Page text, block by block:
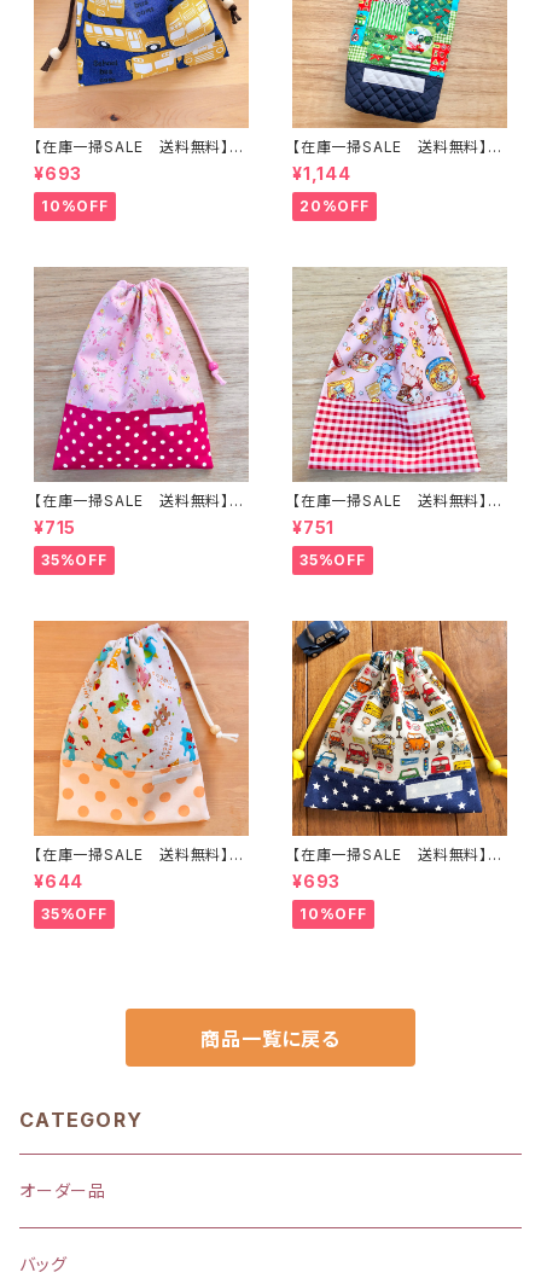
【在庫一掃SALE 送料無料】巾
着袋(小)20×19cmイエロー&
ブルー【スクールバス柄】★ KU.
1041 車 乗り物 くるま scho
ol bus 男の子｜通園通学用の
¥693
10%OFF
【在庫一掃SALE 送料無料】上
靴入れ☆26×23マチ6cm 【働く
柄】 ★US.20 はたらく ショベ
ルカー 消防車 ダンプカー
ミキサー 男の子｜通園通学用
¥1,144
20%OFF
【在庫一掃SALE 送料無料】巾
着袋(中)☆31×24cm 【アイス
柄】 ★KC.56｜通園通学用のか
わいい巾着袋や入園オーダーH
oshizora☆ほしぞら
¥715
35%OFF
【在庫一掃SALE 送料無料】巾
着袋(中)☆31×23cm ピンク【う
さぎ・バンビ・レトロアニマル柄】
★KC.6364 裏地付き 動物
女の子｜通園通学用のかわいい
¥751
35%OFF
【在庫一掃SALE 送料無料】巾
着袋(中)☆30×23cm 【ウサギ・
クマ・ゾウ・アニマル柄】 ★KC.5
5｜通園通学用のかわいい巾着
袋や入園オーダーHoshizora
¥644
35%OFF
【在庫一掃SALE 送料無料】巾
着袋(小)21×20cmホワイト【レ
トロカー柄】★ KU.60 男の子
くるま 車｜通園通学用のかわ
いい巾着袋や入園オーダーHos
¥693
10%OFF
商品一覧に戻る
CATEGORY
オーダー品
バッグ